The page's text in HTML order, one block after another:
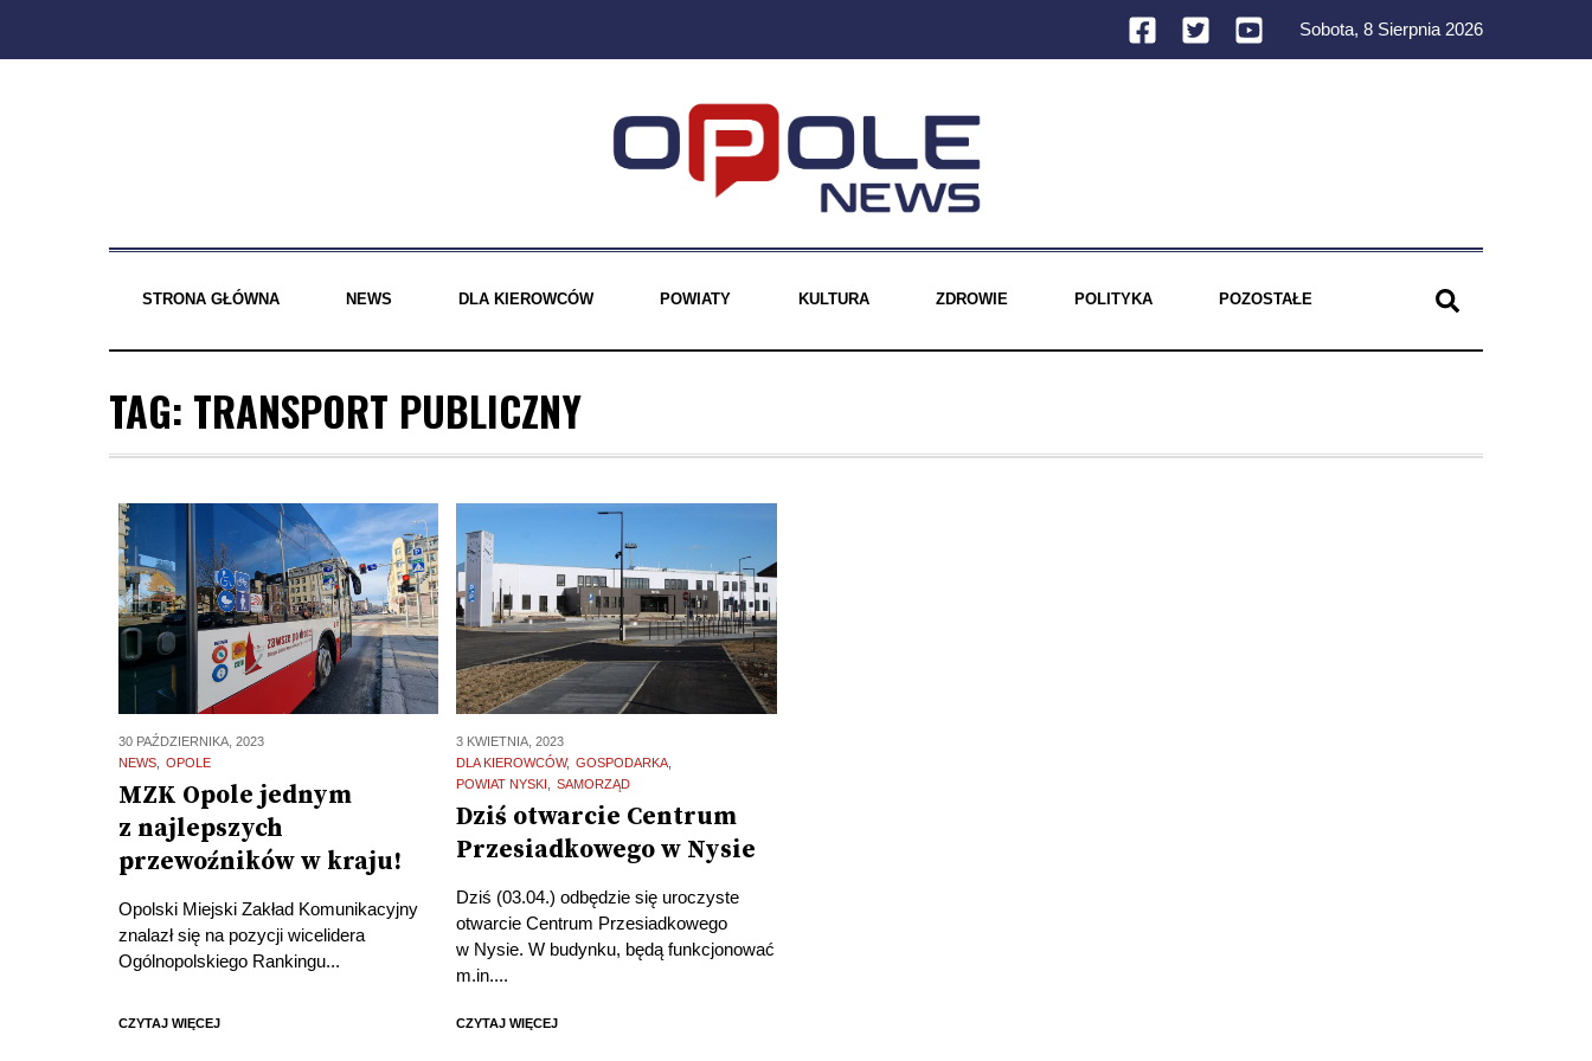
Sobota, 8 Sierpnia 2026
STRONA GŁÓWNA NEWS DLA KIEROWCÓW POWIATY KULTURA ZDROWIE POLITYKA POZOSTAŁE
TAG: TRANSPORT PUBLICZNY
30 PAŹDZIERNIKA, 2023
NEWS
OPOLE
MZK Opole jednym
z najlepszych
przewoźników w kraju!
Opolski Miejski Zakład Komunikacyjny
znalazł się na pozycji wicelidera
Ogólnopolskiego Rankingu...
CZYTAJ WIĘCEJ
3 KWIETNIA, 2023
DLA KIEROWCÓW
GOSPODARKA
POWIAT NYSKI
SAMORZĄD
Dziś otwarcie Centrum
Przesiadkowego w Nysie
Dziś (03.04.) odbędzie się uroczyste
otwarcie Centrum Przesiadkowego
w Nysie. W budynku, będą funkcjonować
m.in....
CZYTAJ WIĘCEJ